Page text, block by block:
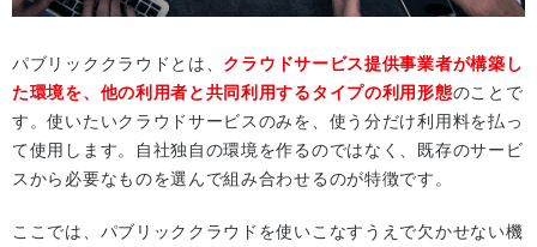
パブリッククラウドとは、 クラウドサービス提供事業者が構築し
た環境を、他の利用者と共同利用するタイプの利用形態のことで
す。使いたいクラウドサービスのみを、使う分だけ利用料を払っ
て使用します。自社独自の環境を作るのではなく、既存のサービ
スから必要なものを選んで組み合わせるのが特徴です。
ここでは、パブリッククラウドを使いこなすうえで欠かせない機